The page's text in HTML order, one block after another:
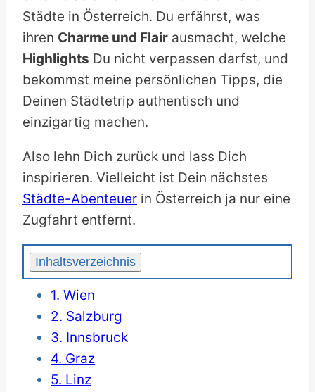
Städte in Österreich. Du erfährst, was
ihren Charme und Flair ausmacht, welche
Highlights Du nicht verpassen darfst, und
bekommst meine persönlichen Tipps, die
Deinen Städtetrip authentisch und
einzigartig machen.
Also lehn Dich zurück und lass Dich
inspirieren. Vielleicht ist Dein nächstes
Städte-Abenteuer in Österreich ja nur eine
Zugfahrt entfernt.
Inhaltsverzeichnis
1. Wien
2. Salzburg
3. Innsbruck
4. Graz
5. Linz